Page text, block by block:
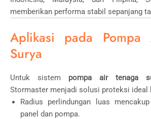
memberikan performa stabil sepanjang
Aplikasi pada Pompa
Surya
Untuk sistem pompa air tenaga
Stormaster menjadi solusi proteksi ideal
Radius perlindungan luas
panel dan pompa.